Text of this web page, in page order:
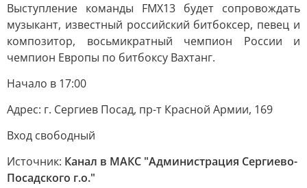
Выступление команды FMX13 будет сопровождать
музыкант, известный российский битбоксер, певец и
композитор, восьмикратный чемпион России и
чемпион Европы по битбоксу Вахтанг.
Начало в 17:00
Адрес: г. Сергиев Посад, пр-т Красной Армии, 169
Вход свободный
Источник: Канал в МАКС "Администрация Сергиево-
Посадского г.о."